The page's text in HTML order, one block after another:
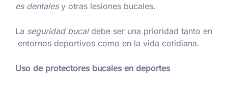
es dentalesy otras lesiones bucales.
La seguridad bucaldebe ser una prioridad tanto en
entornos deportivos como en la vida cotidiana.
Uso de protectores bucales en deportes